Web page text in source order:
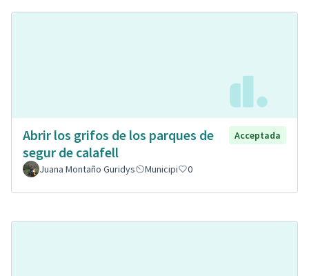
Abrir los grifos de los parques de
segur de calafell
Acceptada
Juana Montaño Guridys Municipi 0